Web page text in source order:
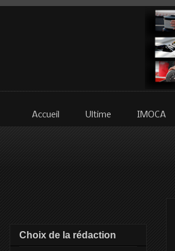
Accueil Ultime IMOCA
Choix de la rédaction